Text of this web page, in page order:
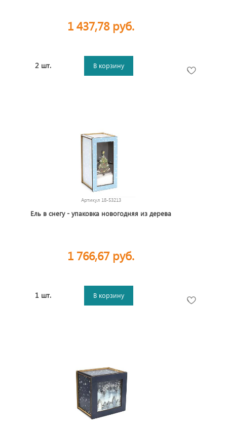
1 437,78 руб.
2 шт. В корзину
Артикул 18-53213
Ель в снегу - упаковка новогодняя из дерева
1 766,67 руб.
1 шт. В корзину